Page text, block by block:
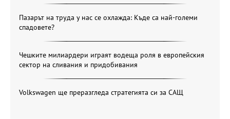
Пазарът на труда у нас се охлажда: Къде са най-големи
спадовете?
Чешките милиардери играят водеща роля в европейския
сектор на сливания и придобивания
Volkswagen ще преразгледа стратегията си за САЩ